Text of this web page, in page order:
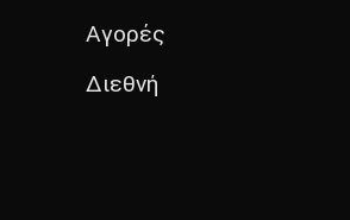
Αγορές
Διεθνή